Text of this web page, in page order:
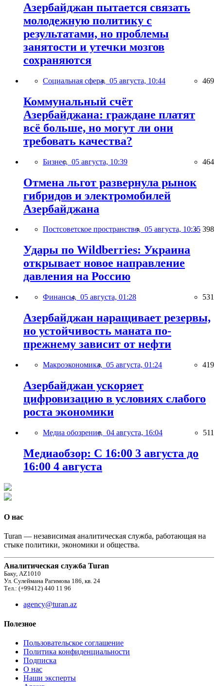
Азербайджан пытается связать
молодежную политику с
результатами, но проблемы
занятости и утечки мозгов
сохраняются
Социальная сфера, 05 августа, 10:44 469
Коммунальный счёт
Азербайджана: граждане платят
всё больше, но могут ли они
требовать качества?
Бизнес, 05 августа, 10:39 464
Отмена льгот развернула рынок
гибридов и электромобилей
Азербайджана
Постсоветское пространство, 05 августа, 10:35 398
Удары по Wildberries: Украина
открывает новое направление
давления на Россию
Финансы, 05 августа, 01:28 531
Азербайджан наращивает резервы,
но устойчивость маната по-
прежнему зависит от нефти
Макроэкономика, 05 августа, 01:24 419
Азербайджан ускоряет
цифровизацию в условиях слабого
роста экономики
Медиа обозрение, 04 августа, 16:04 511
Медиаобзор: С 16:00 3 августа до
16:00 4 августа
О нас
Turan — независимая аналитическая служба, работающая на
стыке политики, экономики и общества.
Аналитическая служба Turan
Баку, AZ1010
Ул. Сулеймана Рагимова 186, кв. 24
Тел.: (+99412) 440 11 96
agency@turan.az
Полезное
Пользовательское соглашение
Политика конфиденциальности
Подписка
О нас
Наши эксперты